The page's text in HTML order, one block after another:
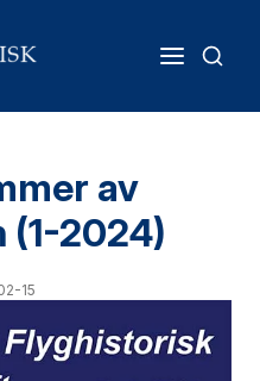
av
2024)
15